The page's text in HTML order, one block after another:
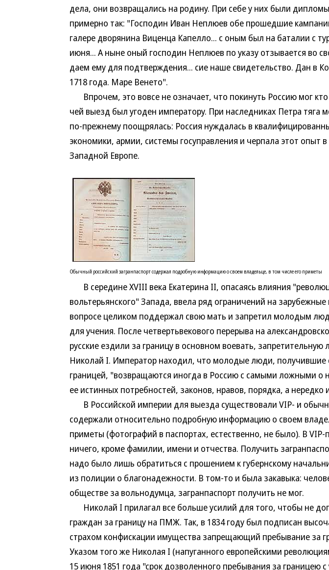
дела, они возвращались на родину. При себе у них были
примерно так: "Господин Иван Неплюев обе прошедшие
галере дворянина Виценца Капелло... с оным был на баталии с
июня... А ныне оный господин Неплюев по указу отзывается во
даем ему для подтверждения... сие наше свидетельство. Дан в
1718 года. Маре Венето".
Впрочем, это вовсе не означает, что покинуть Россию мог
чей выезд был угоден императору. При наследниках Петра тяга
по-прежнему поощрялась: Россия нуждалась в
экономики, армии, системы госуправления и черпала этот опыт
Западной Европе.
Обычный российский загранпаспорт содержал подробную информацию о своем владельце, в том числе его приметы
В середине XVIII века Екатерина II, опасаясь влияния
вольтерьянского" Запада, ввела ряд ограничений на
вопросе целиком поддержал свою мать и запретил молодым
для учения. После четвертьвекового перерыва на
русские ездили за границу в основном воевать,
Николай I. Император находил, что молодые люди, получившие
границей, "возвращаются иногда в Россию с самыми ложными о
ее истинных потребностей, законов, нравов, порядка, а нередко
В Российской империи для выезда существовали VIP- и
содержали относительно подробную информацию о своем
приметы (фотографий в паспортах, естественно, не было). В VIP-
ничего, кроме фамилии, имени и отчества. Получить
надо было лишь обратиться с прошением к губернскому
из полиции о благонадежности. В том-то и была закавыка:
обществе за вольнодумца, загранпаспорт получить не мог.
Николай I прилагал все больше усилий для того, чтобы не
граждан за границу на ПМЖ. Так, в 1834 году был подписан
страхом конфискации имущества запрещающий пребывание за
Указом того же Николая I (напуганного европейскими
15 июня 1851 года "срок дозволенного пребывания за границею